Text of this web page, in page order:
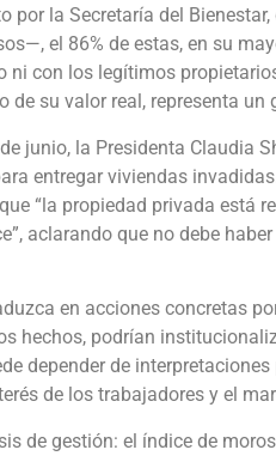
por la Secretaría del
el 86% de estas, en su
con los legítimos
su valor real, representa un
junio, la Presidenta Claudia
entregar viviendas
“la propiedad privada está
aclarando que no debe
en acciones concretas
hechos, podrían
depender de
de los trabajadores y el
de gestión: el índice de